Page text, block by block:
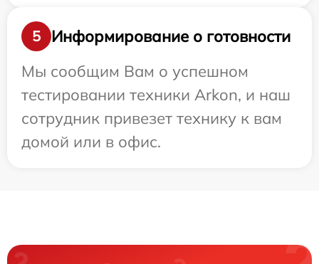
5
Информирование о готовности
Мы сообщим Вам о успешном
тестировании техники Arkon, и наш
сотрудник привезет технику к вам
домой или в офис.